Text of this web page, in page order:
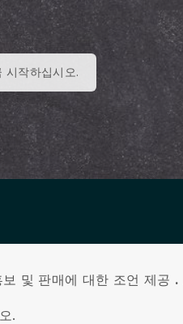
시작하십시오.
및 판매에 대한 조언 제공 .
.